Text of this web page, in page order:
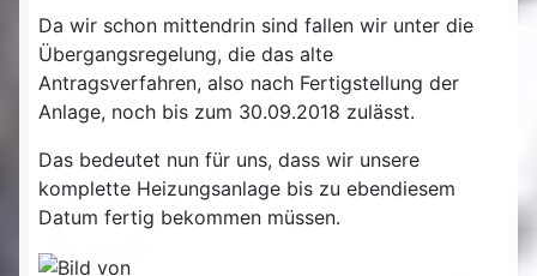
Da wir schon mittendrin sind fallen wir unter die
Übergangsregelung, die das alte
Antragsverfahren, also nach Fertigstellung der
Anlage, noch bis zum 30.09.2018 zulässt.
Das bedeutet nun für uns, dass wir unsere
komplette Heizungsanlage bis zu ebendiesem
Datum fertig bekommen müssen.